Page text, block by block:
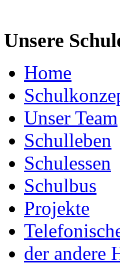
Unsere
Home
Unser Team
Schulleben
Schulessen
Schulbus
Projekte
der andere